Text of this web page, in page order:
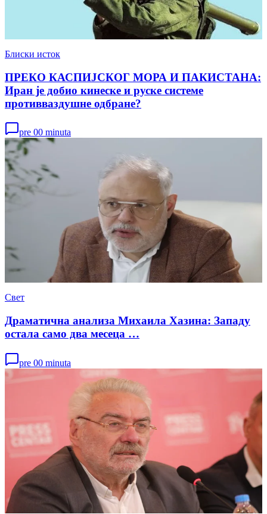
Блиски исток
ПРЕКО КАСПИЈСКОГ МОРА И ПАКИСТАНА:
Иран је добио кинеске и руске системе
противваздушне одбране?
pre 00 minuta
Свет
Драматична анализа Михаила Хазина: Западу
остала само два месеца …
pre 00 minuta